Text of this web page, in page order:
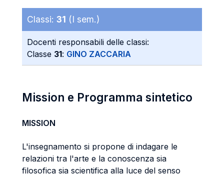
Classi: 31 (I sem.)
Docenti responsabili delle classi:
Classe 31: GINO ZACCARIA
Mission e Programma sintetico
MISSION
L'insegnamento si propone di indagare le
relazioni tra l'arte e la conoscenza sia
filosofica sia scientifica alla luce del senso